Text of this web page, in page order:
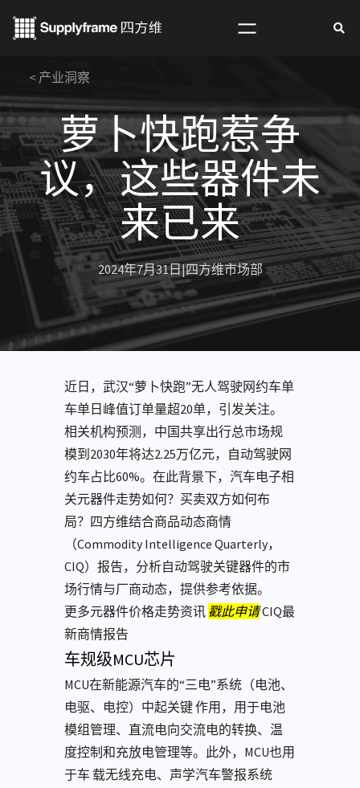
< 产业洞察
萝卜快跑惹争
议，这些器件未
来已来
2024年7月31日|四方维市场部
近日，武汉“萝卜快跑”无人驾驶网约车单
车单日峰值订单量超20单，引发关注。
相关机构预测，中国共享出行总市场规
模到2030年将达2.25万亿元，自动驾驶网
约车占比60%。在此背景下，汽车电子相
关元器件走势如何？买卖双方如何布
局？四方维结合商品动态商情
（Commodity Intelligence Quarterly，
CIQ）报告，分析自动驾驶关键器件的市
场行情与厂商动态，提供参考依据。
更多元器件价格走势资讯 戳此申请CIQ最
新商情报告
车规级MCU芯片
MCU在新能源汽⻋的“三电”系统（电池、
电驱、电控）中起关键 作⽤，⽤于电池
模组管理、直流电向交流电的转换、温
度控制和充放电管理等。此外，MCU也⽤
于⻋ 载⽆线充电、声学汽⻋警报系统